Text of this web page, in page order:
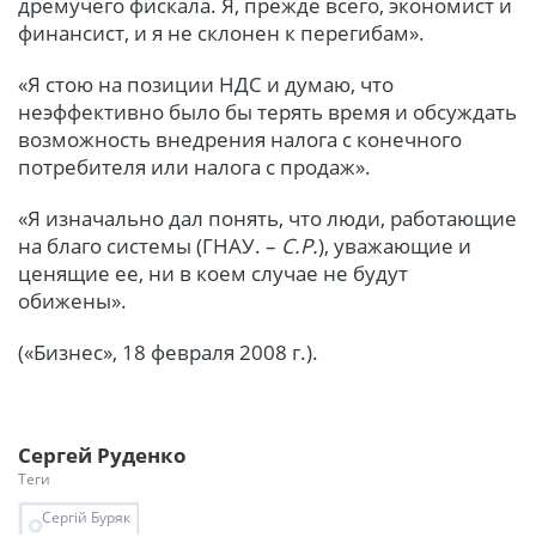
финансист, и я не склонен к перегибам».
«Я стою на позиции НДС и думаю, что
неэффективно было бы терять время и обсуждать
возможность внедрения налога с конечного
потребителя или налога с продаж».
«Я изначально дал понять, что люди, работающие
на благо системы (ГНАУ. – С.Р.), уважающие и
ценящие ее, ни в коем случае не будут
обижены».
(«Бизнес», 18 февраля 2008 г.).
Сергей Руденко
Теги
Сергій Буряк